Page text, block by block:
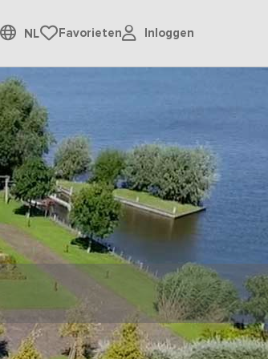
NL Favorieten Inloggen